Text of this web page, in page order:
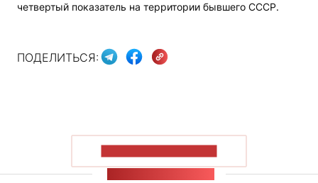
четвертый показатель на территории бывшего СССР.
ПОДЕЛИТЬСЯ: